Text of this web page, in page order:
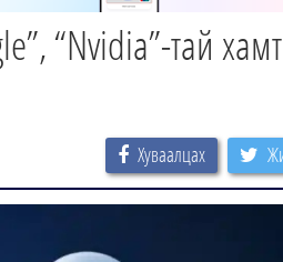
“Nvidia”-тай
Хуваалцах